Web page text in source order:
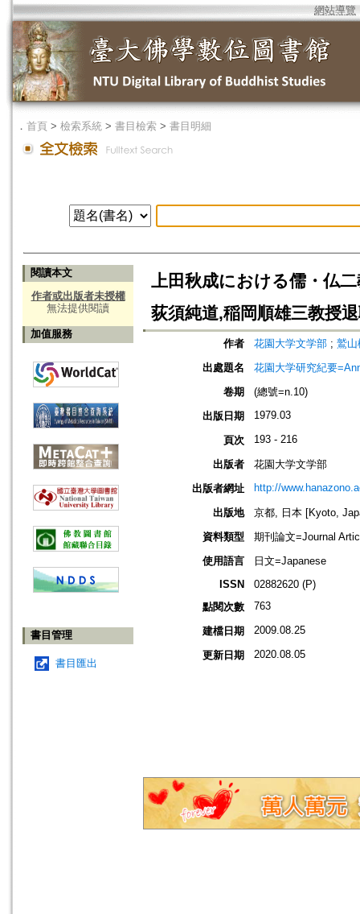
網站導覽
． 首頁 > 檢索系統 > 書目檢索 > 書目明細
閱讀本文
作者或出版者未授權
無法提供閱讀
加值服務
書目管理
書目匯出
上田秋成における儒・仏
荻須純道,稲岡順雄三教授
作者 花園大学文学部 ; 鷲山
出處題名
花園大学研究紀要
卷期
(總號=n.10)
出版日期
1979.03
頁次 193 - 216
出版者
花園大学文学部
出版者網址
http://
出版地
京都, 日本 [Kyoto,
資料類型
期刊論文=Journal
使用語言
日文=Japanese
ISSN
02882620 (P)
點閱次數
763
建檔日期 2009.08.25
更新日期 2020.08.05